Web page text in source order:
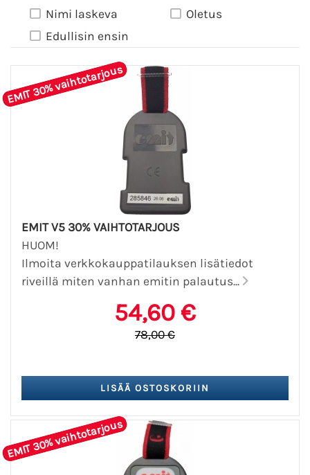
Nimi laskeva
Edullisin ensin
Oletus
EMIT 30% vaihtotarjous
EMIT V5 30% VAIHTOTARJOUS
HUOM!
Ilmoita verkkokauppatilauksen lisätiedot
riveillä miten vanhan emitin palautus...
54,60 €
78,00 €
EMIT 30% vaihtotarjous